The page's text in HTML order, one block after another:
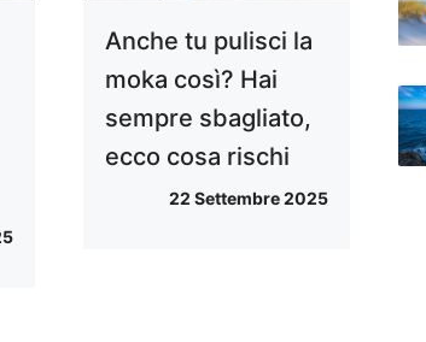
Anche tu pulisci la
moka così? Hai
sempre sbagliato,
ecco cosa rischi
22 Settembre 2025